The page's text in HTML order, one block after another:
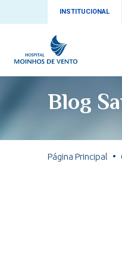
INSTITUCIONAL
Serviços Médicos
Núcleos e
Fale com o Moinhos
Blog
Página Principal